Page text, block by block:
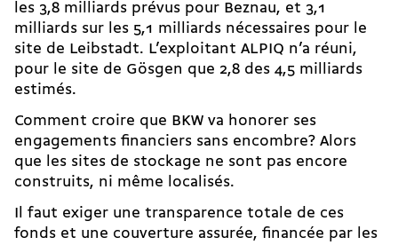
les 3,8 milliards prévus pour Beznau, et 3,1
milliards sur les 5,1 milliards nécessaires pour le
site de Leibstadt. L’exploitant ALPIQ n’a réuni,
pour le site de Gösgen que 2,8 des 4,5 milliards
estimés.
Comment croire que BKW va honorer ses
engagements financiers sans encombre? Alors
que les sites de stockage ne sont pas encore
construits, ni même localisés.
Il faut exiger une transparence totale de ces
fonds et une couverture assurée, financée par les